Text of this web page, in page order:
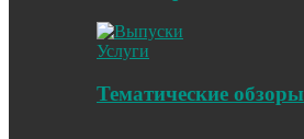
Услуги
Тематические обзоры